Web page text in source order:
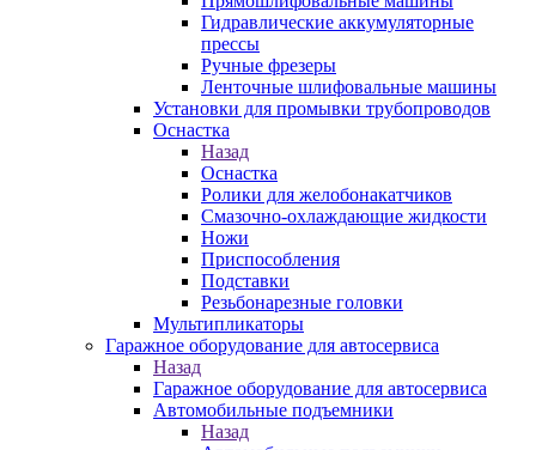
Гидравлические аккумуляторные
прессы
Ручные фрезеры
Ленточные шлифовальные машины
Установки для промывки трубопроводов
Оснастка
Назад
Оснастка
Ролики для желобонакатчиков
Смазочно-охлаждающие жидкости
Ножи
Приспособления
Подставки
Резьбонарезные головки
Мультипликаторы
Гаражное оборудование для автосервиса
Назад
Гаражное оборудование для автосервиса
Автомобильные подъемники
Назад